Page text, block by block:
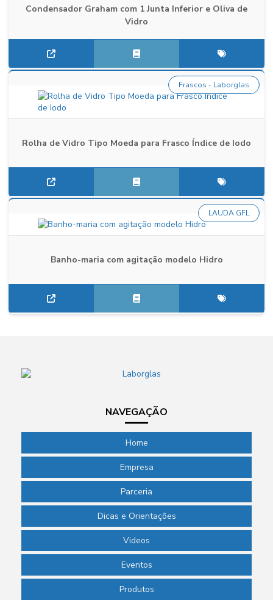
Condensador Graham com 1 Junta Inferior e Oliva de
Vidro
Rolha de Vidro Tipo Moeda para Frasco Índice de Iodo
Frascos - Laborglas
Banho-maria com agitação modelo Hidro
LAUDA GFL
NAVEGAÇÃO
Home
Empresa
Parceria
Dicas e Orientações
Videos
Eventos
Produtos